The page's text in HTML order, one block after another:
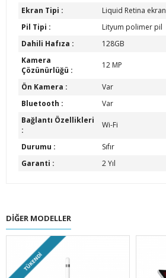
Ekran Tipi :
Liquid Retina ekran
Pil Tipi :
Lityum polimer pil
Dahili Hafıza :
128GB
Kamera
Çözünürlüğü :
12 MP
Ön Kamera :
Var
Bluetooth :
Var
Bağlantı Özellikleri
:
Wi-Fi
Durumu :
Sıfır
Garanti :
2 Yıl
DIĞER MODELLER
TÜKENDI